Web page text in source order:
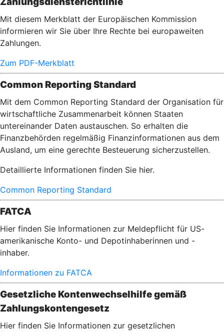
Mit diesem Merkblatt der Europäischen Kommission
informieren wir Sie über Ihre Rechte bei europaweiten
Zahlungen.
Zum PDF-Merkblatt
Common Reporting Standard
Mit dem Common Reporting Standard der Organisation für
wirtschaftliche Zusammenarbeit können Staaten
untereinander Daten austauschen. So erhalten die
Finanzbehörden regelmäßig Finanzinformationen aus dem
Ausland, um eine gerechte Besteuerung sicherzustellen.
Detaillierte Informationen finden Sie hier.
Common Reporting Standard
FATCA
Hier finden Sie Informationen zur Meldepflicht für US-
amerikanische Konto- und Depotinhaberinnen und -
inhaber.
Informationen zu FATCA
Gesetzliche Kontenwechselhilfe gemäß
Zahlungskontengesetz
Hier finden Sie Informationen zur gesetzlichen